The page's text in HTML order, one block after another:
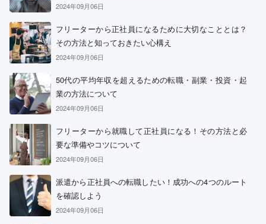
2024年09月06日
フリーターから正社員になるために大切なこととは？
その方法と知っておきたい心構え
2024年09月06日
50代の平均年収を超えるための転職・副業・投資・起
業の方法について
2024年09月06日
フリーターから就職して正社員になる！その方法と必
要な準備やコツについて
2024年09月06日
派遣から正社員への転職したい！成功への4つのルート
を確認しよう
2024年09月06日